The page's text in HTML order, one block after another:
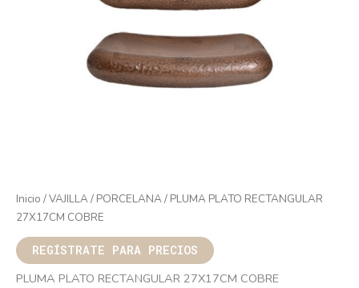
Inicio /VAJILLA/ PORCELANA/ PLUMA PLATO RECTANGULAR
27X17CM COBRE
REGÍSTRATE PARA PRECIOS
PLUMA PLATO RECTANGULAR 27X17CM COBRE